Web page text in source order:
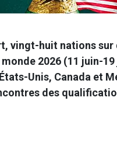
vingt-huit nations
2026 (11 juin-
Unis, Canada et
des